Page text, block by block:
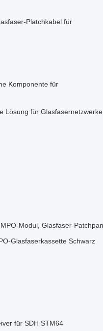
Platchkabel für
Komponente für
Lösung für Glasfasernetzwerke
Modul, Glasfaser-
Glasfaserkassette Schwarz
für SDH STM64